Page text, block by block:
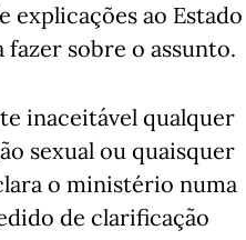
explicações ao Estado
sobre o assunto.
inaceitável qualquer
sexual ou quaisquer
o ministério numa
de clarificação